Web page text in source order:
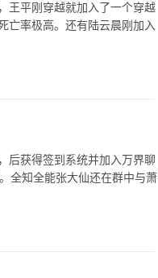
王平刚穿越就加入了一个穿越
亡率极高。还有陆云晨刚加入
后获得签到系统并加入万界聊
全知全能张大仙还在群中与萧